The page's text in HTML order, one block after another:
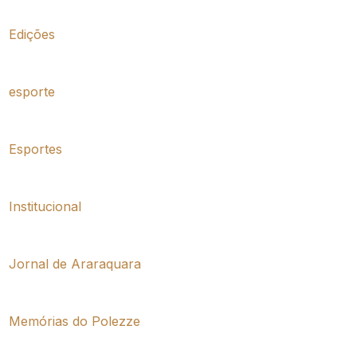
Edições
esporte
Esportes
Institucional
Jornal de Araraquara
Memórias do Polezze